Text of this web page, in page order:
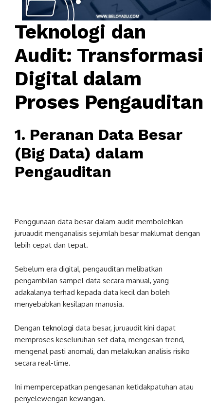
Teknologi dan
Audit: Transformasi
Digital dalam
Proses Pengauditan
1. Peranan Data Besar
(Big Data) dalam
Pengauditan
Penggunaan data besar dalam audit membolehkan
juruaudit menganalisis sejumlah besar maklumat dengan
lebih cepat dan tepat.
Sebelum era digital, pengauditan melibatkan
pengambilan sampel data secara manual, yang
adakalanya terhad kepada data kecil dan boleh
menyebabkan kesilapan manusia.
Dengan teknologi data besar, juruaudit kini dapat
memproses keseluruhan set data, mengesan trend,
mengenal pasti anomali, dan melakukan analisis risiko
secara real-time.
Ini mempercepatkan pengesanan ketidakpatuhan atau
penyelewengan kewangan.